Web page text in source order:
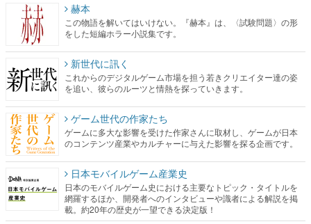
赫本
この物語を解いてはいけない。『赫本』は、〈試験問題〉の形
をした短編ホラー小説集です。
新世代に訊く
これからのデジタルゲーム市場を担う若きクリエイター達の姿
を追い、彼らのルーツと情熱を探っていきます。
ゲーム世代の作家たち
ゲームに多大な影響を受けた作家さんに取材し、ゲームが日本
のコンテンツ産業やカルチャーに与えた影響を探る企画です。
日本モバイルゲーム産業史
日本のモバイルゲーム史における主要なトピック・タイトルを
網羅するほか、開発者へのインタビューや識者による解説を掲
載。約20年の歴史が一望できる決定版！